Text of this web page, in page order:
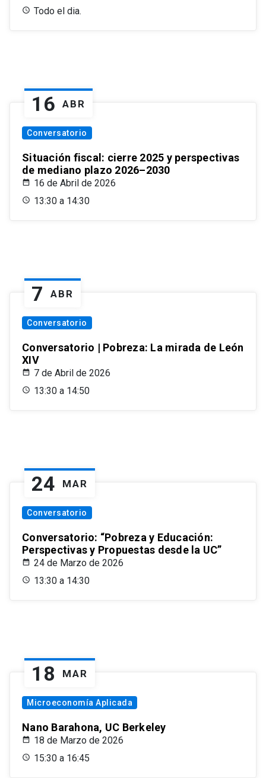
Todo el dia.
16 ABR
Conversatorio
Situación fiscal: cierre 2025 y perspectivas
de mediano plazo 2026–2030
16 de Abril de 2026
13:30 a 14:30
7 ABR
Conversatorio
Conversatorio | Pobreza: La mirada de León
XIV
7 de Abril de 2026
13:30 a 14:50
24 MAR
Conversatorio
Conversatorio: “Pobreza y Educación:
Perspectivas y Propuestas desde la UC”
24 de Marzo de 2026
13:30 a 14:30
18 MAR
Microeconomía Aplicada
Nano Barahona, UC Berkeley
18 de Marzo de 2026
15:30 a 16:45